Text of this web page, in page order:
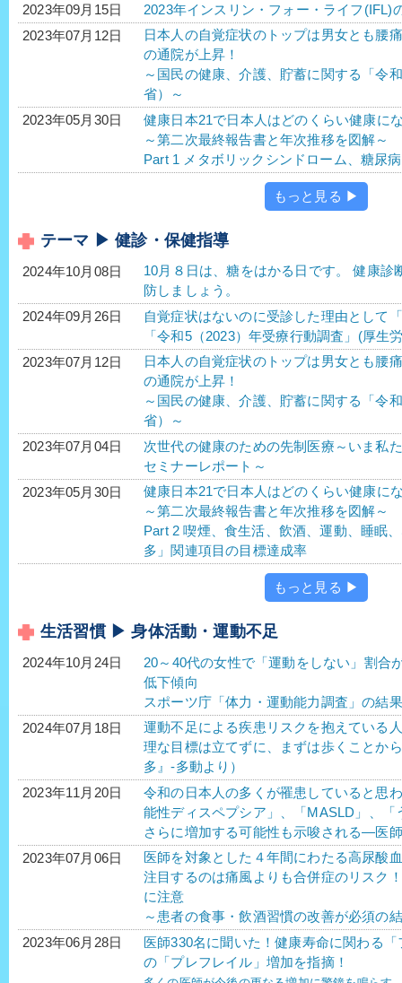
2023年09月15日
2023年インスリン・フォー・ライフ(IFL)
2023年07月12日
日本人の自覚症状のトップは男女とも腰
の通院が上昇！
～国民の健康、介護、貯蓄に関する「令
省）～
2023年05月30日
健康日本21で日本人はどのくらい健康に
～第二次最終報告書と年次推移を図解～
Part 1 メタボリックシンドローム、糖尿
もっと見る ▶
テーマ ▶ 健診・保健指導
2024年10月08日
10月８日は、糖をはかる日です。 健康
防しましょう。
2024年09月26日
自覚症状はないのに受診した理由として
「令和5（2023）年受療行動調査」(厚生
2023年07月12日
日本人の自覚症状のトップは男女とも腰
の通院が上昇！
～国民の健康、介護、貯蓄に関する「令
省）～
2023年07月04日
次世代の健康のための先制医療～いま私
セミナーレポート～
2023年05月30日
健康日本21で日本人はどのくらい健康に
～第二次最終報告書と年次推移を図解～
Part 2 喫煙、食生活、飲酒、運動、睡眠
多」関連項目の目標達成率
もっと見る ▶
生活習慣 ▶ 身体活動・運動不足
2024年10月24日
20～40代の女性で「運動をしない」割合
低下傾向
スポーツ庁「体力・運動能力調査」の結果
2024年07月18日
運動不足による疾患リスクを抱えている
理な目標は立てずに、まずは歩くことか
多』-多動より）
2023年11月20日
令和の日本人の多くが罹患していると思
能性ディスペプシア」、「MASLD」、
さらに増加する可能性も示唆される―医
2023年07月06日
医師を対象とした４年間にわたる高尿酸
注目するのは痛風よりも合併症のリスク
に注意
～患者の食事・飲酒習慣の改善が必須の
2023年06月28日
医師330名に聞いた！健康寿命に関わる
の「プレフレイル」増加を指摘！